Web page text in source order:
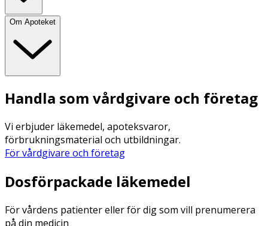
Om Apoteket
Handla som vårdgivare och företag
Vi erbjuder läkemedel, apoteksvaror,
förbrukningsmaterial och utbildningar.
För vårdgivare och företag
Dosförpackade läkemedel
För vårdens patienter eller för dig som vill prenumerera
på din medicin